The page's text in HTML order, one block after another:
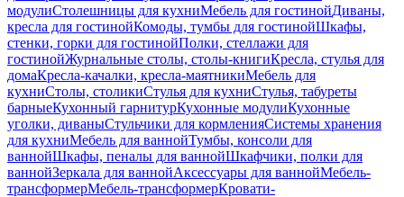
модулиСтолешницы для кухниМебель для гостинойДиваны,
кресла для гостинойКомоды, тумбы для гостинойШкафы,
стенки, горки для гостинойПолки, стеллажи для
гостинойЖурнальные столы, столы-книгиКресла, стулья для
домаКресла-качалки, кресла-маятникиМебель для
кухниСтолы, столикиСтулья для кухниСтулья, табуреты
барныеКухонный гарнитурКухонные модулиКухонные
уголки, диваныСтульчики для кормленияСистемы хранения
для кухниМебель для ваннойТумбы, консоли для
ваннойШкафы, пеналы для ваннойШкафчики, полки для
ваннойЗеркала для ваннойАксессуары для ваннойМебель-
трансформерМебель-трансформерКровати-